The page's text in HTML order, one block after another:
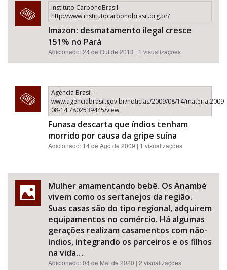
Instituto CarbonoBrasil -
http://www.institutocarbonobrasil.org.br/
Imazon: desmatamento ilegal cresce
151% no Pará
Adicionado: 24 de Out de 2013 | 1 visualizações
Agência Brasil -
www.agenciabrasil.gov.br/noticias/2009/08/14/materia.2009-
08-14.7802539445/view
Funasa descarta que índios tenham
morrido por causa da gripe suína
Adicionado: 14 de Ago de 2009 | 1 visualizações
Mulher amamentando bebê. Os Anambé
vivem como os sertanejos da região.
Suas casas são do tipo regional, adquirem
equipamentos no comércio. Há algumas
gerações realizam casamentos com não-
índios, integrando os parceiros e os filhos
na vida…
Adicionado:04 de Mai de 2020 | 2 visualizações